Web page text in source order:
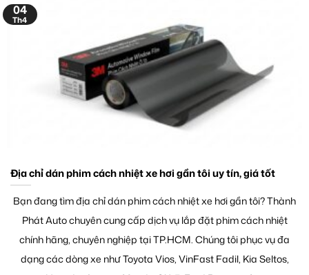
Địa chỉ dán phim cách nhiệt xe hơi gần tôi uy tín, giá tốt
Bạn đang tìm địa chỉ dán phim cách nhiệt xe hơi gần tôi? Thành
Phát Auto chuyên cung cấp dịch vụ lắp đặt phim cách nhiệt
chính hãng, chuyên nghiệp tại TP.HCM. Chúng tôi phục vụ đa
dạng các dòng xe như Toyota Vios, VinFast Fadil, Kia Seltos,
04
Th4